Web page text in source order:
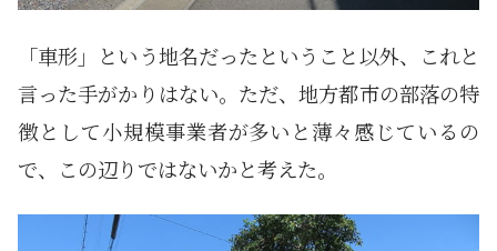
「車形」という地名だったということ以外、これと
言った手がかりはない。ただ、地方都市の部落の特
徴として小規模事業者が多いと薄々感じているの
で、この辺りではないかと考えた。